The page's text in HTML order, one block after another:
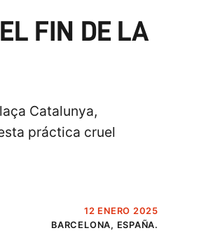
FIN DE LA
Catalunya,
práctica cruel
12 ENERO 2025
BARCELONA, ESPAÑA.